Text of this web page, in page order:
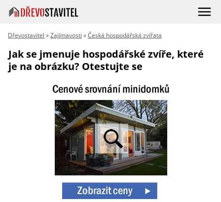
Dřevostavitel »Zajímavosti »Česká hospodářská zvířata
Jak se jmenuje hospodářské zvíře, které
je na obrázku? Otestujte se